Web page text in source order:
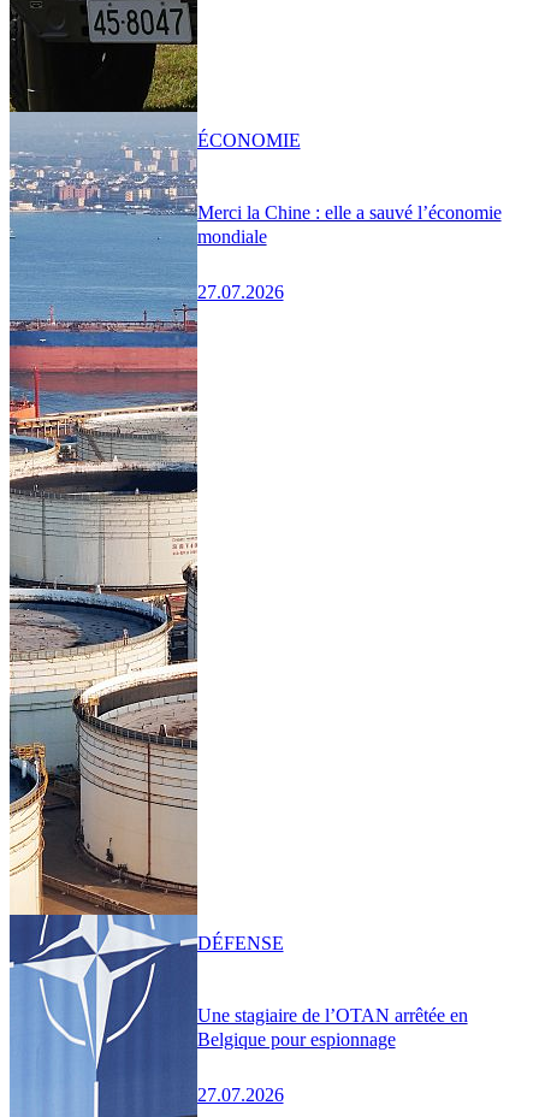
Merci la Chine : elle a sauvé l’économie
mondiale
27.07.2026
ÉCONOMIE
Une stagiaire de l’OTAN arrêtée en
Belgique pour espionnage
27.07.2026
DÉFENSE